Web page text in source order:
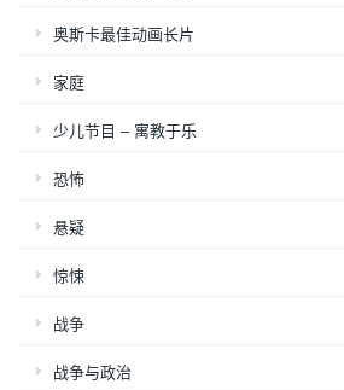
奥斯卡最佳动画长片
家庭
少儿节目 – 寓教于乐
恐怖
悬疑
惊悚
战争
战争与政治